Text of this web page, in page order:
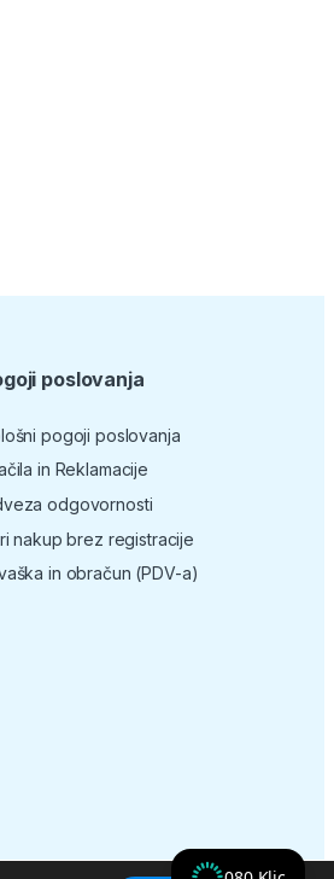
poslovanja
pogoji poslovanja
in Reklamacije
odgovornosti
nakup brez registracije
in obračun (PDV-a)